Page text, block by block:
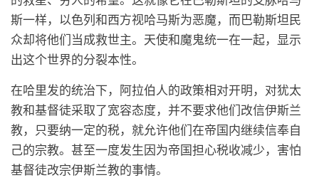
斯一样，以色列和西方视哈马斯为恶魔，而巴勒斯坦民
众却将他们当成救世主。天使和魔鬼统一在一起，显示
出这个世界的分裂本性。
在哈里发的统治下，阿拉伯人的政策相对开明，对犹太
教和基督徒采取了宽容态度，并不要求他们改信伊斯兰
教，只要纳一定的税，就允许他们在帝国内继续信奉自
己的宗教。甚至一度发生因为帝国担心税收减少，害怕
基督徒改宗伊斯兰教的事情。